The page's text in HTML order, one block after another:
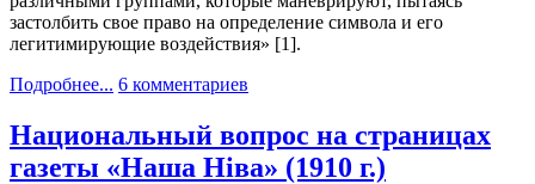
застолбить свое право на определение символа и его
легитимирующие воздействия» [1].
Подробнее... 6 комментариев
Национальный вопрос на страницах
газеты «Наша Нiва» (1910 г.)